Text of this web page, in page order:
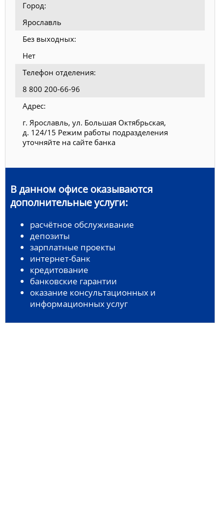
Город:
Ярославль
Без выходных:
Нет
Телефон отделения:
8 800 200-66-96
Адрес:
г. Ярославль, ул. Большая Октябрьская,
д. 124/15 Режим работы подразделения
уточняйте на сайте банка
В данном офисе оказываются
дополнительные услуги:
расчётное обслуживание
депозиты
зарплатные проекты
интернет-банк
кредитование
банковские гарантии
оказание консультационных и
информационных услуг